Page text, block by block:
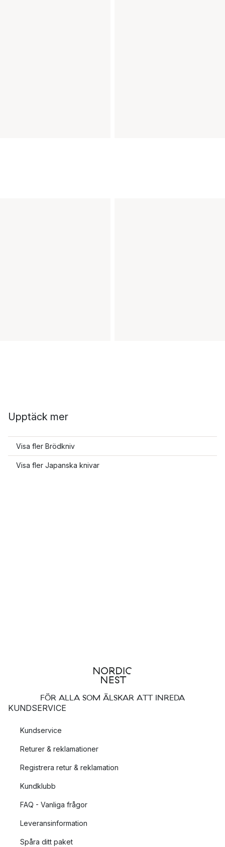
Upptäck mer
Visa fler Brödkniv
Visa fler Japanska knivar
FÖR ALLA SOM ÄLSKAR ATT INREDA
KUNDSERVICE
Kundservice
Returer & reklamationer
Registrera retur & reklamation
Kundklubb
FAQ - Vanliga frågor
Leveransinformation
Spåra ditt paket